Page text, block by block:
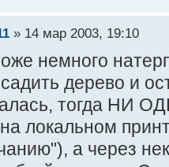
» 14 мар 2003, 19:10
немного
дерево и
тогда НИ
на локальном
а через